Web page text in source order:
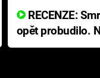
RECENZE: Smrtelné zlo se
opět probudilo.
přichází s